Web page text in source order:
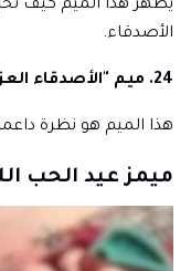
يظهر هذا الميم كيف
الأصدقاء.
24. ميم "الأصدقاء العزاب يدعمون بعضهم البعض"
هذا الميم هو نظرة
ميمز عيد الحب